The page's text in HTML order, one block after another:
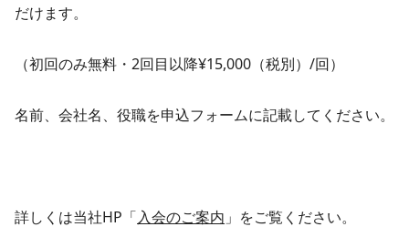
だけます。
（初回のみ無料・2回目以降¥15,000（税別）/回）
名前、会社名、役職を申込フォームに記載してください。
詳しくは当社HP「入会のご案内 」をご覧ください。